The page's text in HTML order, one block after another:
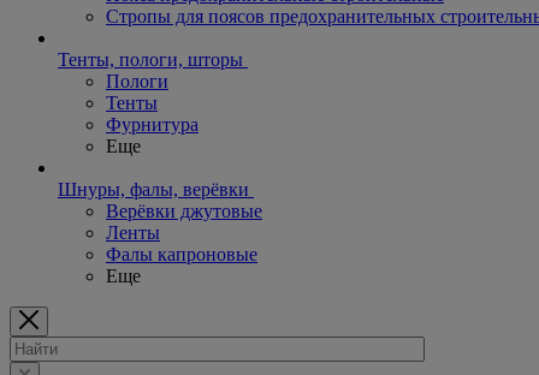
Стропы для поясов предохранительных
Тенты, пологи, шторы
Пологи
Тенты
Фурнитура
Еще
Шнуры, фалы, верёвки
Верёвки джутовые
Ленты
Фалы капроновые
Еще